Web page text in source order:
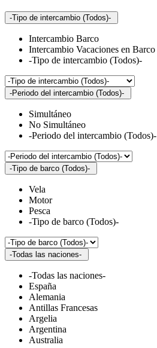
-Tipo de intercambio (Todos)-
Intercambio Barco
Intercambio Vacaciones en Barco
-Tipo de intercambio (Todos)-
-Periodo del intercambio (Todos)-
Simultáneo
No Simultáneo
-Periodo del intercambio (Todos)-
-Tipo de barco (Todos)-
Vela
Motor
Pesca
-Tipo de barco (Todos)-
-Todas las naciones-
-Todas las naciones-
España
Alemania
Antillas Francesas
Argelia
Argentina
Australia